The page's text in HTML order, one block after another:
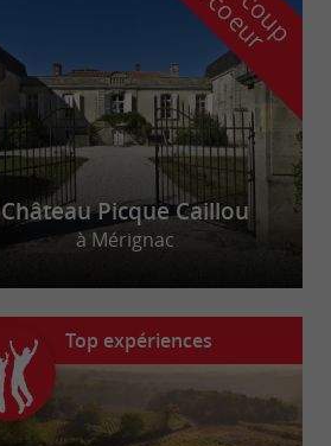
Château Picque Caillou
à Mérignac
Top expériences